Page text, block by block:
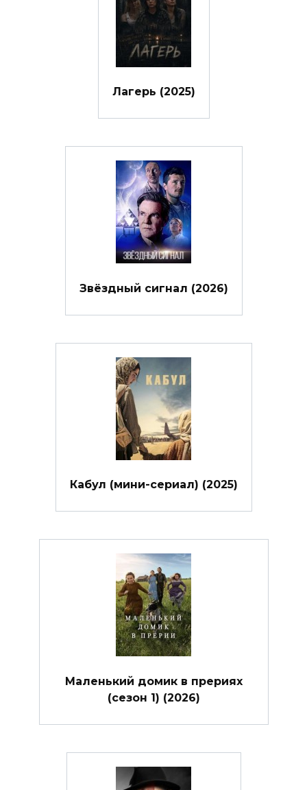
Лагерь (2025)
Звёздный сигнал (2026)
Кабул (мини-сериал) (2025)
Маленький домик в прериях
(сезон 1) (2026)